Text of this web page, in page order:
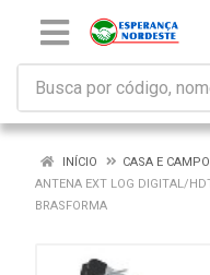
INÍCIO CASA E CAMPO
ANTENA EXT LOG DIGITAL/
BRASFORMA